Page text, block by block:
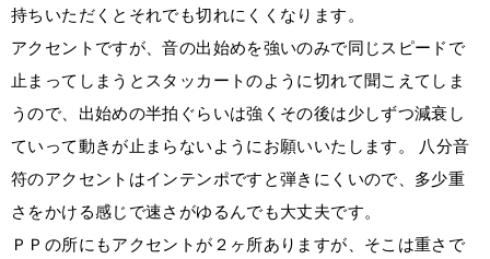
持ちいただくとそれでも切れにくくなります。
アクセントですが、音の出始めを強いのみで同じスピードで
止まってしまうとスタッカートのように切れて聞こえてしま
うので、出始めの半拍ぐらいは強くその後は少しずつ減衰し
ていって動きが止まらないようにお願いいたします。 八分音
符のアクセントはインテンポですと弾きにくいので、多少重
さをかける感じで速さがゆるんでも大丈夫です。
ＰＰの所にもアクセントが２ヶ所ありますが、そこは重さで